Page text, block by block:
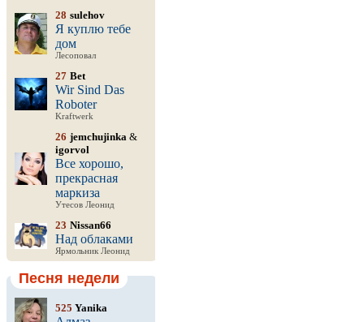
28 sulehov
Я куплю тебе
дом
Лесоповал
27 Bet
Wir Sind Das
Roboter
Kraftwerk
26 jemchujinka &
igorvol
Все хорошо,
прекрасная
маркиза
Утесов Леонид
23 Nissan66
Над облаками
Ярмольник Леонид
Песня недели
525 Yanika